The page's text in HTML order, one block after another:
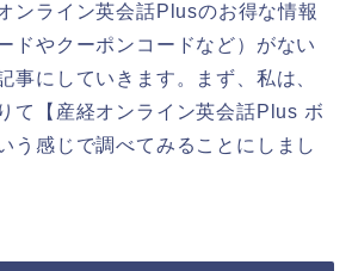
ンライン英会話Plusのお得な情報
ドやクーポンコードなど）がない
事にしていきます。まず、私は、
て【産経オンライン英会話Plus ボ
う感じで調べてみることにしまし